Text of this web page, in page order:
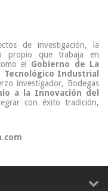
de investigación, la
propio que trabaja en
el Gobierno de La
Industrial
investigador, Bodegas
a la Innovación del
con éxito tradición,